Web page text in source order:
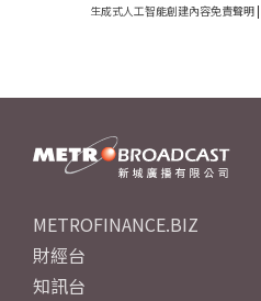
生成式人工智能創建內容免責聲明 |
METROFINANCE.BIZ
財經台
知訊台